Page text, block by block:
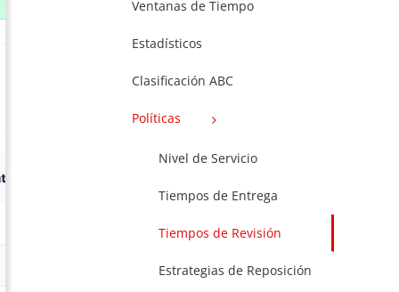
Ventanas de Tiempo
Estadísticos
Clasificación ABC
Políticas
Nivel de Servicio
Tiempos de Entrega
Tiempos de Revisión
Estrategias de Reposición